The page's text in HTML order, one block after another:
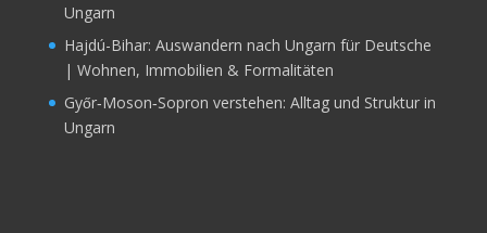
Ungarn
Hajdú-Bihar: Auswandern nach Ungarn für Deutsche
| Wohnen, Immobilien & Formalitäten
Győr‑Moson‑Sopron verstehen: Alltag und Struktur in
Ungarn